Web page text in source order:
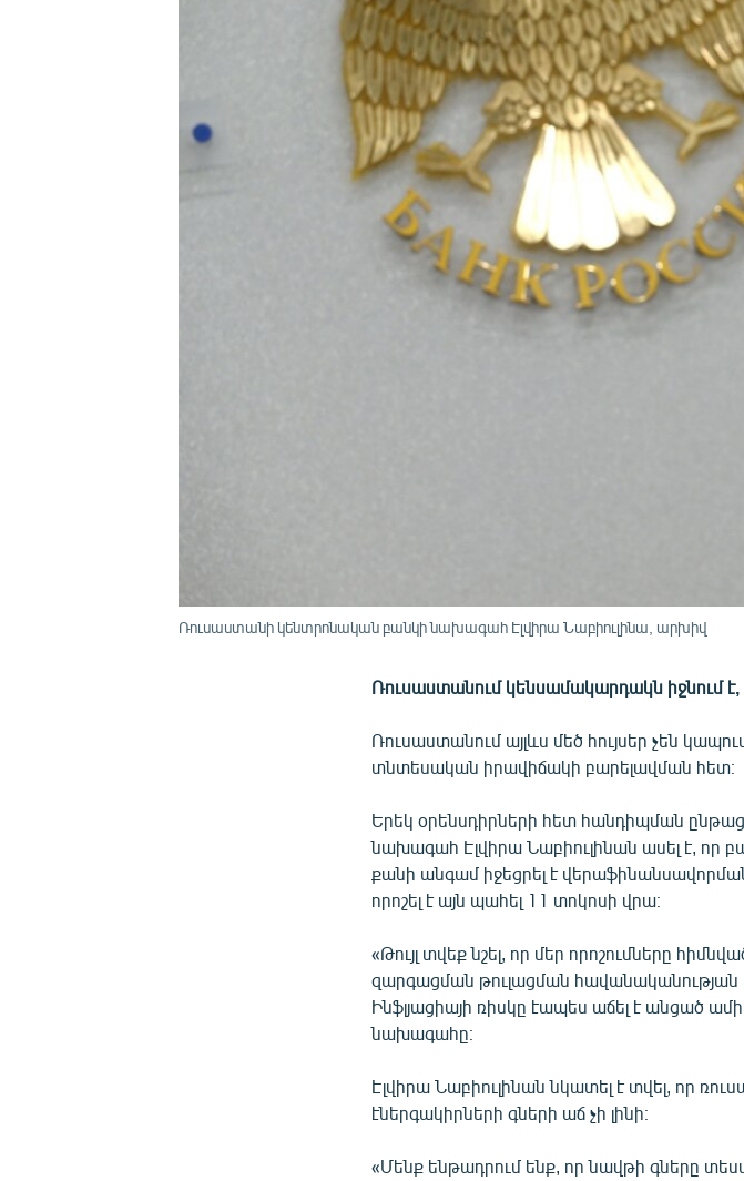
ՄԵԿՆԱԲԱՆՈՒԹՅՈՒՆ
Ռուսաստանի կենտրոնական բանկի նախագահ Էլվիրա Նաբիուլինա, արխիվ
Ռուսաստանում կենսամակարդակն իջնում է,
Ռուսաստանում այլևս մեծ հույսեր չեն
տնտեսական իրավիճակի բարելավման հետ։
Երեկ օրենսդիրների հետ հանդիպման
նախագահ Էլվիրա Նաբիուլինան ասել է, որ
քանի անգամ իջեցրել է
որոշել է այն պահել 11 տոկոսի վրա։
«Թույլ տվեք նշել, որ մեր որոշումները
զարգացման թուլացման հավանականության
Ինֆլյացիայի ռիսկը էապես աճել է անցած
նախագահը։
Էլվիրա Նաբիուլինան նկատել է տվել, որ
էներգակիրների գների աճ չի լինի։
«Մենք ենթադրում ենք, որ նավթի գները